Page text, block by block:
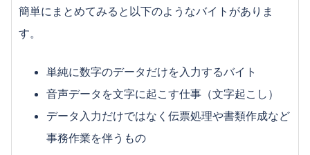
どっちでバイトする？ガールズバー・キャバクラの
るメリット
体入って何？？ガールズバー・キャバクラの体験入
店について
出会いも多い？イベントスタッフのバイトって何を
するの？
簡単にまとめてみると以下のようなバイトがありま
す。
単純に数字のデータだけを入力するバイト
音声データを文字に起こす仕事（文字起こし）
データ入力だけではなく伝票処理や書類作成など
事務作業を伴うもの